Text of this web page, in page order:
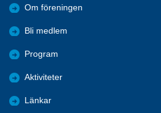
Om föreningen
Bli medlem
Program
Aktiviteter
Länkar